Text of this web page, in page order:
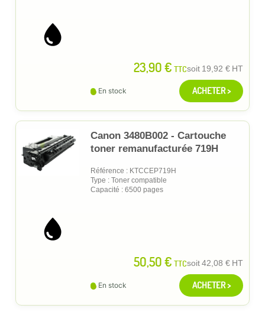
23,90 € TTCsoit 19,92 € HT
En stock ACHETER >
Canon 3480B002 - Cartouche
toner remanufacturée 719H
Référence : KTCCEP719H
Type : Toner compatible
Capacité : 6500 pages
50,50 € TTCsoit42,08 € HT
En stock ACHETER >